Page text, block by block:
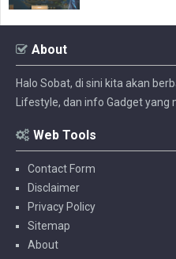
About
Halo Sobat, di sini kita akan
Lifestyle, dan info Gadget
Web Tools
Contact Form
Disclaimer
Privacy Policy
Sitemap
About